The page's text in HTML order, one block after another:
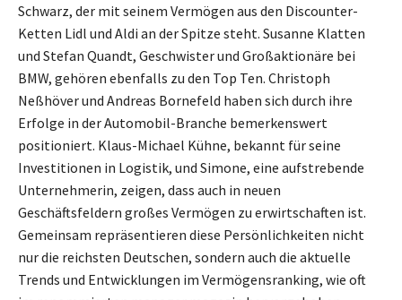
Schwarz, der mit seinem Vermögen aus den Discounter-
Ketten Lidl und Aldi an der Spitze steht. Susanne Klatten
und Stefan Quandt, Geschwister und Großaktionäre bei
BMW, gehören ebenfalls zu den Top Ten. Christoph
Neßhöver und Andreas Bornefeld haben sich durch ihre
Erfolge in der Automobil-Branche bemerkenswert
positioniert. Klaus-Michael Kühne, bekannt für seine
Investitionen in Logistik, und Simone, eine aufstrebende
Unternehmerin, zeigen, dass auch in neuen
Geschäftsfeldern großes Vermögen zu erwirtschaften ist.
Gemeinsam repräsentieren diese Persönlichkeiten nicht
nur die reichsten Deutschen, sondern auch die aktuelle
Trends und Entwicklungen im Vermögensranking, wie oft